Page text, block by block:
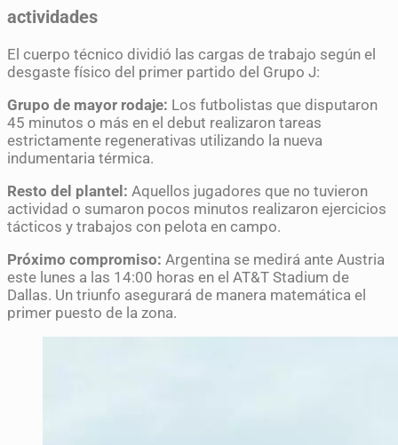
actividades
El cuerpo técnico dividió las cargas de trabajo según el
desgaste físico del primer partido del Grupo J:
Grupo de mayor rodaje: Los futbolistas que disputaron
45 minutos o más en el debut realizaron tareas
estrictamente regenerativas utilizando la nueva
indumentaria térmica.
Resto del plantel: Aquellos jugadores que no tuvieron
actividad o sumaron pocos minutos realizaron ejercicios
tácticos y trabajos con pelota en campo.
Próximo compromiso: Argentina se medirá ante Austria
este lunes a las 14:00 horas en el AT&T Stadium de
Dallas. Un triunfo asegurará de manera matemática el
primer puesto de la zona.